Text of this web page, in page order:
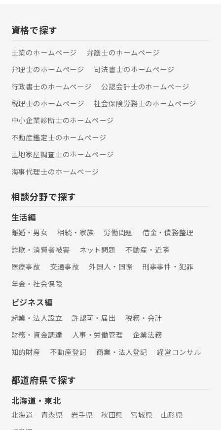
門的な要素が絡みあい、保険会社との
交渉においては、訴訟にした場合の結
果予測、主治医との協力関係の構築が
重要です。 弁護士法人ALG東京オフィ
つ、交通事故被害者の悔しさ、辛さに
寄り添う弁護士事務所であり続けたい
悩みがあればお気軽にご連絡くださ
も、親権、養育費、面会交流、財産分
与、慰謝料など千差万別です。弁護士
婚事件に携わり、これまでの経験から
の他にも、相続、刑事事件、医療過
ら、弁護士法人ALG東京オフィスへお
気軽にご相談ください。
の法人様向けプランはもちろん、個人
様向けのプランもご用意しております
ので、お気軽にお問い合わせくださ
い。 まずはお気軽にお電話を。 お待ち
しております！
資格で探す
士業のホームぺージ
弁護士のホームぺージ
弁理士のホームぺージ
司法書士のホームぺージ
行政書士のホームぺージ
公認会計士のホームぺージ
税理士のホームぺージ
社会保険労務士のホームぺージ
中小企業診断士のホームぺージ
不動産鑑定士のホームぺージ
土地家屋調査士のホームぺージ
海事代理士のホームぺージ
相談分野で探す
生活編
離婚・男女 相続・家族 労働問題
借金・債務整理
詐欺・消費者被害
ネット問題
不動産・近隣
医療事故
交通事故 外国人・国際
刑事事件・犯罪
年金・社会保険
ビジネス編
起業・法人設立 許認可・届出
税務・会計
財務・資金調達
人事・労働管理
企業法務
知的財産
不動産登記 商業・法人登記 経営コンサル
都道府県で探す
北海道・東北
北海道 青森県 岩手県 秋田県 宮城県
山形県